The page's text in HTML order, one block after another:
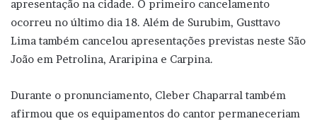
apresentação na cidade. O primeiro cancelamento
ocorreu no último dia 18. Além de Surubim, Gusttavo
Lima também cancelou apresentações previstas neste São
João em Petrolina, Araripina e Carpina.
Durante o pronunciamento, Cleber Chaparral também
afirmou que os equipamentos do cantor permaneceriam